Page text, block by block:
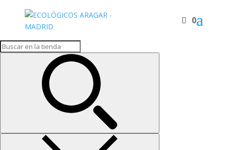
0
SIROPE AGAVE 360 G
4,35 €
Sirope de agave ecologico